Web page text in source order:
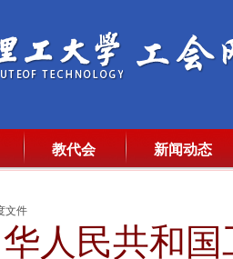
教代会 新闻动态
文件
华人民共和